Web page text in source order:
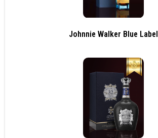
Johnnie Walker Blue Label